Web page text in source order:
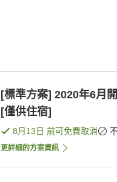
[標準方案] 2020年6月
[僅供住宿]
8月13日 前可免費取消
更詳細的方案資訊